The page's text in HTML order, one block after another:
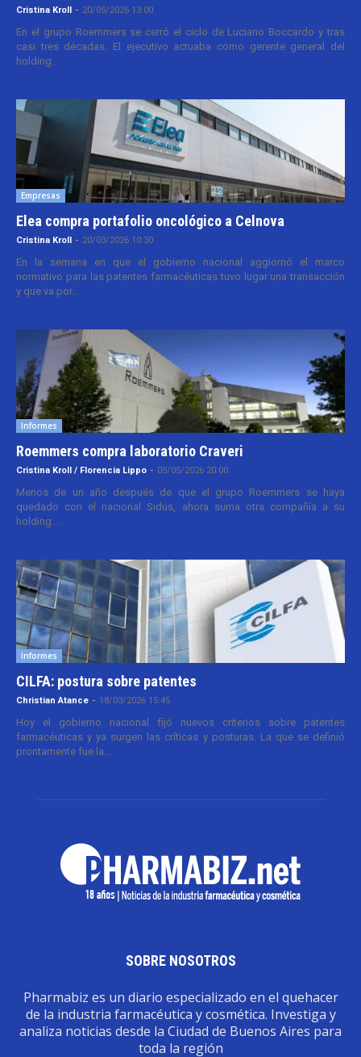
Cristina Kroll - 20/05/2026 13:00
En el grupo Roemmers se cerró el ciclo de Luciano Boccardo y tras
casi tres décadas. El ejecutivo actuaba como gerente general del
holding...
Empresas
Elea compra portafolio oncológico a Celnova
Cristina Kroll - 20/03/2026 10:30
En la semana en que el gobierno nacional aggiornó el marco
normativo para las patentes farmacéuticas tuvo lugar una transacción
y que va por...
Informes
Roemmers compra laboratorio Craveri
Cristina Kroll / Florencia Lippo - 05/05/2026 20:00
Menos de un año después de que el grupo Roemmers se haya
quedado con el nacional Sidus, ahora suma otra compañía a su
holding....
Informes
CILFA: postura sobre patentes
Christian Atance - 18/03/2026 15:45
Hoy el gobierno nacional fijó nuevos criterios sobre patentes
farmacéuticas y ya surgen las críticas y posturas. La que se definió
prontamente fue la...
SOBRE NOSOTROS
Pharmabiz es un diario especializado en el quehacer
de la industria farmacéutica y cosmética. Investiga y
analiza noticias desde la Ciudad de Buenos Aires para
toda la región